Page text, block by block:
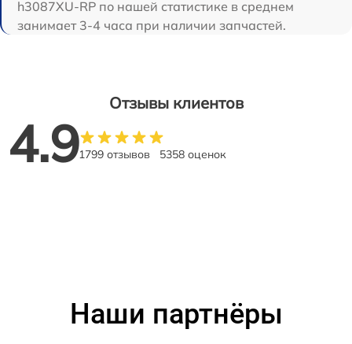
h3087XU-RP по нашей статистике в среднем
занимает 3-4 часа при наличии запчастей.
Отзывы клиентов
4.91799 отзывов 5358 оценок
Наши партнёры